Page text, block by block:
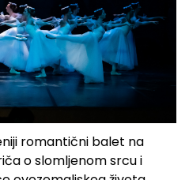
romantični balet na
o slomljenom srcu i